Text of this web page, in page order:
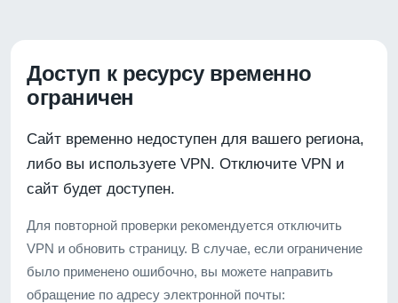
Доступ к ресурсу временно
ограничен
Сайт временно недоступен для вашего региона,
либо вы используете VPN. Отключите VPN и
сайт будет доступен.
Для повторной проверки рекомендуется отключить
VPN и обновить страницу. В случае, если ограничение
было применено ошибочно, вы можете направить
обращение по адресу электронной почты: